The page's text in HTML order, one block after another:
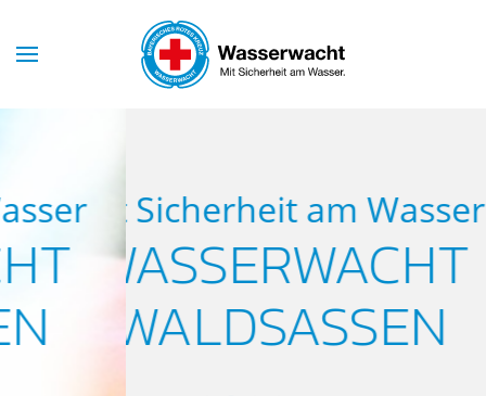
Skip to main content
Mit Sicherheit am Wasser
WASSERWACHT
WALDSASSEN